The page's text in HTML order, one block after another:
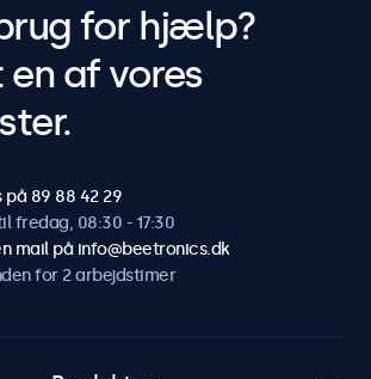
for hjælp?
af vores
på 89 88 42 29
fredag, 08:30 - 17:30
mail på info@beetronics.dk
for 2 arbejdstimer